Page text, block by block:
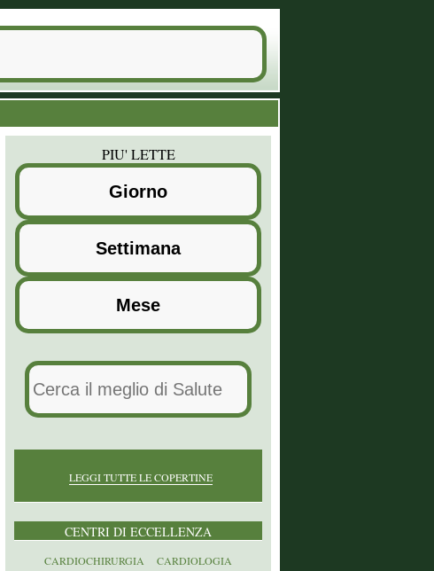
PIU' LETTE
LEGGI TUTTE LE COPERTINE
CENTRI DI ECCELLENZA
CARDIOCHIRURGIA
CARDIOLOGIA